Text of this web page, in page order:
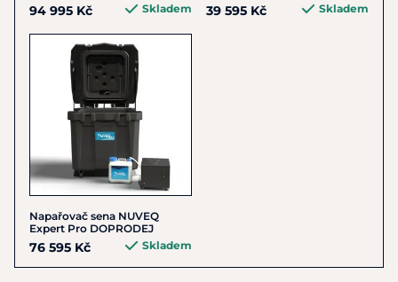
94 995 Kč Skladem 39 595 Kč Skladem
Napařovač sena NUVEQ
Expert Pro DOPRODEJ
76 595 Kč Skladem